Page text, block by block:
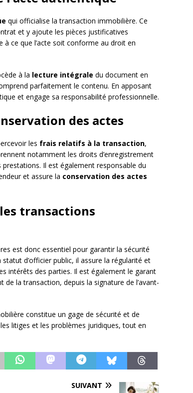
qui officialise la transaction immobilière. Ce
et y ajoute les pièces justificatives
ce que l’acte soit conforme au droit en
à la lecture intégrale du document en
parfaitement le contenu. En apposant
et engage sa responsabilité professionnelle.
des actes
les frais relatifs à la transaction,
notamment les droits d’enregistrement
Il est également responsable du
et assure la conservation des actes
transactions
est donc essentiel pour garantir la sécurité
d’officier public, il assure la régularité et
intérêts des parties. Il est également le garant
la transaction, depuis la signature de l’avant-
constitue un gage de sécurité et de
litiges et les problèmes juridiques, tout en
SUIVANT